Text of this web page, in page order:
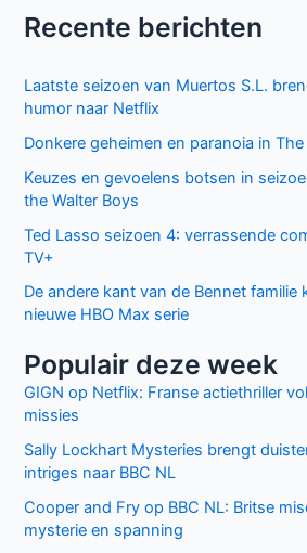
Recente berichten
Laatste seizoen van Muertos S.L.
humor naar Netflix
Donkere geheimen en paranoia in
Keuzes en gevoelens botsen in
the Walter Boys
Ted Lasso seizoen 4: verrassende
TV+
De andere kant van de Bennet familie
nieuwe HBO Max serie
Populair deze week
GIGN op Netflix: Franse actiethriller
missies
Sally Lockhart Mysteries brengt
intriges naar BBC NL
Cooper and Fry op BBC NL: Britse
mysterie en spanning